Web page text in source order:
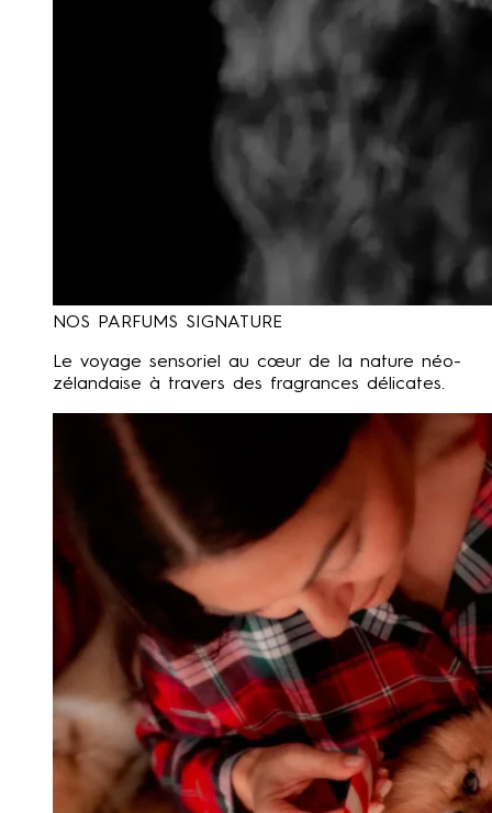
NOS PARFUMS SIGNATURE
Le voyage sensoriel au cœur de la nature néo-
zélandaise à travers des fragrances délicates.